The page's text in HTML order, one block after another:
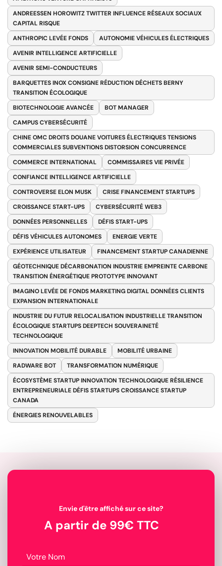
ANDREESSEN HOROWITZ TWITTER INFLUENCE RÉSEAUX SOCIAUX
CAPITAL RISQUE
ANTHROPIC LEVÉE FONDS
AUTONOMIE VÉHICULES ÉLECTRIQUES
AVENIR INTELLIGENCE ARTIFICIELLE
AVENIR SEMI-CONDUCTEURS
BARQUETTES INOX CONSIGNE RÉDUCTION DÉCHETS BERNY
TRANSITION ÉCOLOGIQUE
BIOTECHNOLOGIE AVANCÉE
BOT MANAGER
CAMPUS CYBERSÉCURITÉ
CHINE OMC DROITS DOUANE VOITURES ÉLECTRIQUES TENSIONS
COMMERCIALES SUBVENTIONS DISTORSION CONCURRENCE
COMMERCE INTERNATIONAL
COMMISSAIRES VIE PRIVÉE
CONFIANCE INTELLIGENCE ARTIFICIELLE
CONTROVERSE ELON MUSK
CRISE FINANCEMENT STARTUPS
CROISSANCE START-UPS
CYBERSÉCURITÉ WEB3
DONNÉES PERSONNELLES
DÉFIS START-UPS
DÉFIS VÉHICULES AUTONOMES
ENERGIE VERTE
EXPÉRIENCE UTILISATEUR
FINANCEMENT STARTUP CANADIENNE
GÉOTECHNIQUE DÉCARBONATION INDUSTRIE EMPREINTE CARBONE
TRANSITION ÉNERGÉTIQUE PROTOTYPE INNOVANT
IMAGINO LEVÉE DE FONDS MARKETING DIGITAL DONNÉES CLIENTS
EXPANSION INTERNATIONALE
INDUSTRIE DU FUTUR RELOCALISATION INDUSTRIELLE TRANSITION
ÉCOLOGIQUE STARTUPS DEEPTECH SOUVERAINETÉ
TECHNOLOGIQUE
INNOVATION MOBILITÉ DURABLE
MOBILITÉ URBAINE
RADWARE BOT
TRANSFORMATION NUMÉRIQUE
ÉCOSYSTÈME STARTUP INNOVATION TECHNOLOGIQUE RÉSILIENCE
ENTREPRENEURIALE DÉFIS STARTUPS CROISSANCE STARTUP
CANADA
ÉNERGIES RENOUVELABLES
Envie d'être affiché sur ce site?
A partir de 99€ TTC